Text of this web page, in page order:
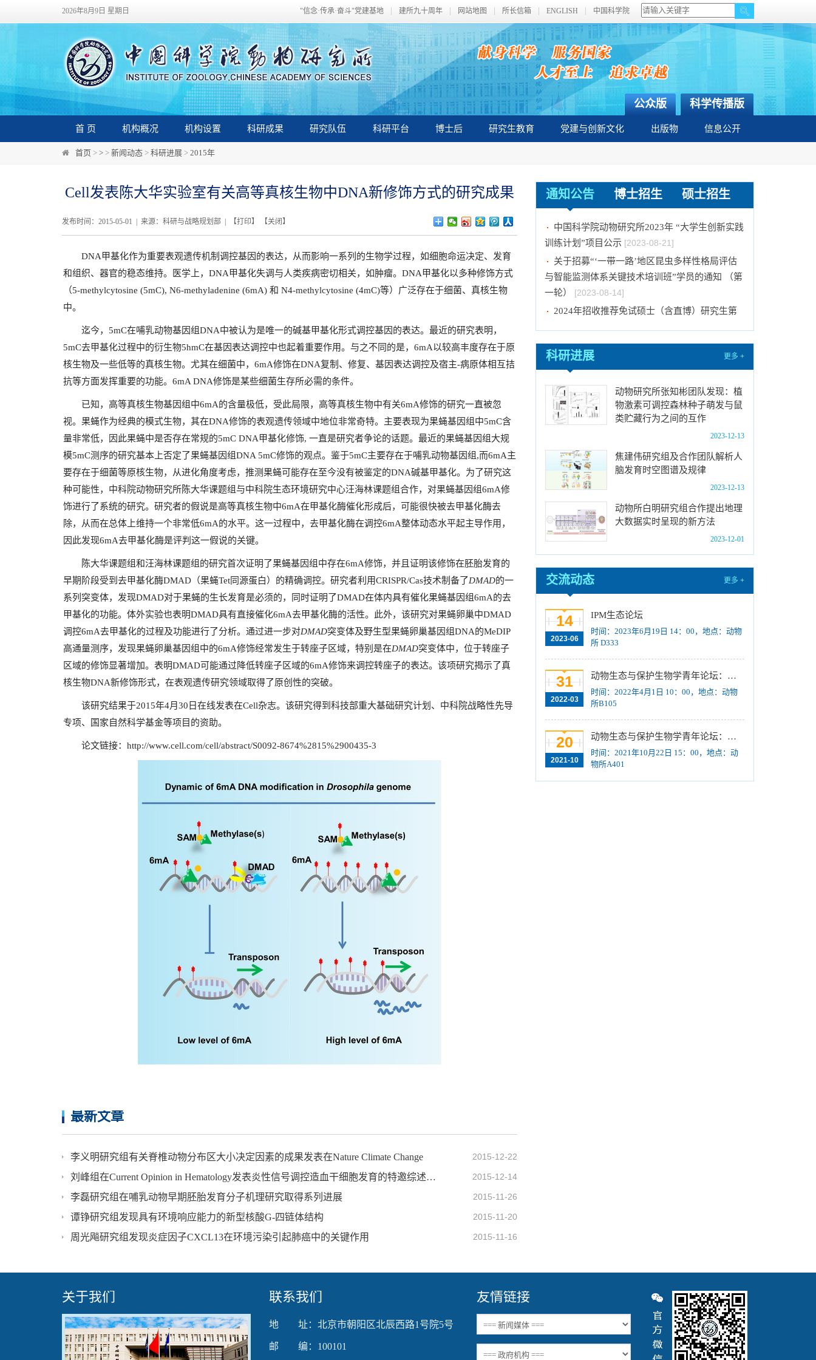
2026年8月9日 星期日 "信念·传承·奋斗"党建基地 建所九十周年 网站地图 所长信箱 ENGLISH 中国科学院
科学传播版
公众版
首 页 机构概况 机构设置 科研成果 研究队伍 科研平台 博士后 研究生教育 党建与创新文化 出版物 信息公开
首页 > > > 新闻动态 > 科研进展 > 2015年
Cell发表陈大华实验室有关高等真核生物中DNA新修饰方式的研究成果
发布时间：2015-05-01 | 来源：科研与战略规划部 | 【打印】 【关闭 】
DNA甲基化作为重要表观遗传机制调控基因的表达，从而影响一系列的生物学过程，如细胞命运决定、发育
和组织、器官的稳态维持。医学上，DNA甲基化失调与人类疾病密切相关，如肿瘤。DNA甲基化以多种修饰方式
（5-methylcytosine (5mC), N6-methyladenine (6mA) 和 N4-methylcytosine (4mC)等）广泛存在于细菌、真核生物
中。
迄今，5mC在哺乳动物基因组DNA中被认为是唯一的碱基甲基化形式调控基因的表达。最近的研究表明，
5mC去甲基化过程中的衍生物5hmC在基因表达调控中也起着重要作用。与之不同的是，6mA以较高丰度存在于原
核生物及一些低等的真核生物。尤其在细菌中，6mA修饰在DNA复制、修复、基因表达调控及宿主-病原体相互拮
抗等方面发挥重要的功能。6mA DNA修饰是某些细菌生存所必需的条件。
已知，高等真核生物基因组中6mA的含量极低，受此局限，高等真核生物中有关6mA修饰的研究一直被忽
视。果蝇作为经典的模式生物，其在DNA修饰的表观遗传领域中地位非常奇特。主要表现为果蝇基因组中5mC含
量非常低，因此果蝇中是否存在常规的5mC DNA甲基化修饰, 一直是研究者争论的话题。最近的果蝇基因组大规
模5mC测序的研究基本上否定了果蝇基因组DNA 5mC修饰的观点。鉴于5mC主要存在于哺乳动物基因组,而6mA主
要存在于细菌等原核生物，从进化角度考虑，推测果蝇可能存在至今没有被鉴定的DNA碱基甲基化。为了研究这
种可能性，中科院动物研究所陈大华课题组与中科院生态环境研究中心汪海林课题组合作，对果蝇基因组6mA修
饰进行了系统的研究。研究者的假说是高等真核生物中6mA在甲基化酶催化形成后，可能很快被去甲基化酶去
除，从而在总体上维持一个非常低6mA的水平。这一过程中，去甲基化酶在调控6mA整体动态水平起主导作用，
因此发现6mA去甲基化酶是评判这一假说的关键。
陈大华课题组和汪海林课题组的研究首次证明了果蝇基因组中存在6mA修饰，并且证明该修饰在胚胎发育的
早期阶段受到去甲基化酶DMAD（果蝇Tet同源蛋白）的精确调控。研究者利用CRISPR/Cas技术制备了DMAD的一
系列突变体，发现DMAD对于果蝇的生长发育是必须的，同时证明了DMAD在体内具有催化果蝇基因组6mA的去
甲基化的功能。体外实验也表明DMAD具有直接催化6mA去甲基化酶的活性。此外，该研究对果蝇卵巢中DMAD
调控6mA去甲基化的过程及功能进行了分析。通过进一步对DMAD突变体及野生型果蝇卵巢基因组DNA的MeDIP
高通量测序，发现果蝇卵巢基因组中的6mA修饰经常发生于转座子区域，特别是在DMAD突变体中，位于转座子
区域的修饰显著增加。表明DMAD可能通过降低转座子区域的6mA修饰来调控转座子的表达。该项研究揭示了真
核生物DNA新修饰形式，在表观遗传研究领域取得了原创性的突破。
该研究结果于2015年4月30日在线发表在Cell杂志。该研究得到科技部重大基础研究计划、中科院战略性先导
专项、国家自然科学基金等项目的资助。
论文链接： http://www.cell.com/cell/abstract/S0092-8674%2815%2900435-3
最新文章
2015-12-22
李义明研究组有关脊椎动物分布区大小决定因素的成果发表在Nature Climate Change
2015-12-14
刘峰组在Current Opinion in Hematology发表炎性信号调控造血干细胞发育的特邀综述文章
2015-11-26
李磊研究组在哺乳动物早期胚胎发育分子机理研究取得系列进展
2015-11-20
谭铮研究组发现具有环境响应能力的新型核酸G-四链体结构
2015-11-16
周光飚研究组发现炎症因子CXCL13在环境污染引起肺癌中的关键作用
通知公告 博士招生 硕士招生
2024年招收推荐免试硕士（含直博）研究生第
二批拟录取结果公示
中国科学院动物研究所2023年 “大学生创新实践
训练计划”项目公示 [2023-08-21]
关于招募“‘一带一路’地区昆虫多样性格局评估
与智能监测体系关键技术培训班”学员的通知 （第
一轮）
[2023-08-14]
2024年招收推荐免试硕士（含直博）研究生第
一批拟录取结果公示[2023-08-10]
国际动物学会关于申报第九届（2023-2025年
中国科学院动物研究所2024年接收推荐免试生
（直博生）招生简章[2023-07-11]
2023年“中国科学院动物研究所大学生创新实践
训练计划”申报指南
二批拟录取结果公示[2023-09-05]
中国科学院动物研究所2023年 “大学生创新实践
关于招募“‘一带一路’地区昆虫多样性格局评估
与智能监测体系关键技术培训班”学员的通知 （第
一轮）[2023-08-14]
2024年招收推荐免试硕士（含直博）研究生第
一批拟录取结果公示[2023-08-10]
08-02]
中国科学院动物研究所2024年接收推荐免试生
中国科学院动物研究所2023年优秀大学生夏令
营活动时间安排、须知及公示名单
[2023-07-05]
2023年“中国科学院动物研究所大学生创新实践
训练计划”申报指南[2023-06-16]
科研进展 更多 +
动物研究所张知彬团队发现：植
物激素可调控森林种子萌发与鼠
类贮藏行为之间的互作
2023-12-13
焦建伟研究组及合作团队解析人
脑发育时空图谱及规律
2023-12-13
动物所白明研究组合作提出地理
大数据实时呈现的新方法
2023-12-01
交流动态 更多 +
14
2023-06
IPM生态论坛
时间：2023年6月19日 14：00，地点：动物
所 D333
31
2022-03
动物生态与保护生物学青年论坛：Regeneration enhancers and the evolution of regenerative capacities
时间：2022年4月1日 10：00，地点：动物
所B105
20
2021-10
动物生态与保护生物学青年论坛：中国大型食肉动物生态研究与保护
时间：2021年10月22日 15：00，地点：动
物所A401
关于我们 联系我们
地 址：北京市朝阳区北辰西路1号院5号
邮 编：100101
友情链接